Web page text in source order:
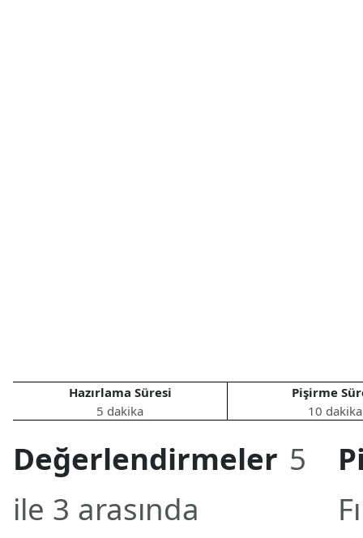
Hazırlama Süresi
5 dakika
Pişirme
10 dakika
Değerlendirmeler 5
ile 3 arasında